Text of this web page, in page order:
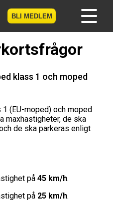
BLI MEDLEM
klass 1 och moped
(EU-moped) och moped
maxhastigheter, de ska
de ska parkeras enligt
på45 km/h.
på 25 km/h.